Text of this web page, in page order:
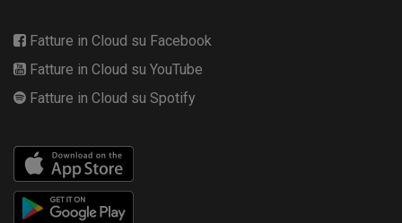
Fatture in Cloud su Facebook
Fatture in Cloud su YouTube
Fatture in Cloud su Spotify